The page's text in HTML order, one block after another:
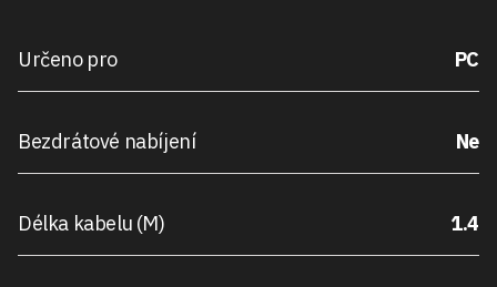
Určeno pro PC
Bezdrátové nabíjení Ne
Délka kabelu (M) 1.4